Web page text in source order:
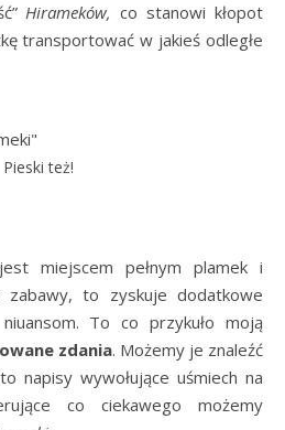
Hirameków,co stanowi kłopot
transportować w jakieś odległe
Pieski też!
miejscem pełnym plamek i
to zyskuje dodatkowe
To co przykuło moją
zdania. Możemy je znaleźć
napisy wywołujące uśmiech na
co ciekawego możemy